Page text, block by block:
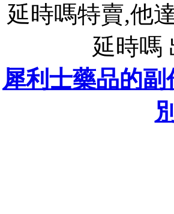
延時嗎特賣,他
延時嗎
犀利士藥品的副
別